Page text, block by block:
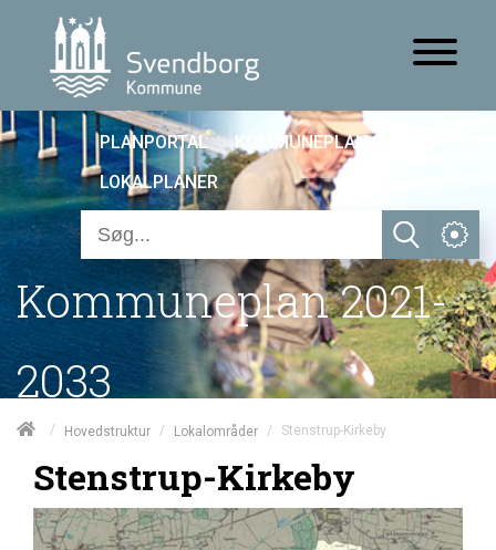
PLANPORTAL
KOMMUNEPLAN 25
LOKALPLANER
Kommuneplan 2021-
2033
/ Hovedstruktur / Lokalområder / Stenstrup-Kirkeby
Stenstrup-Kirkeby